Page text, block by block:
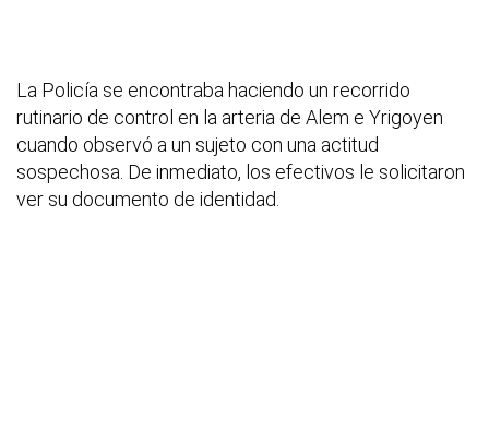
La Policía se encontraba haciendo un recorrido
rutinario de control en la arteria de Alem e Yrigoyen
cuando observó a un sujeto con una actitud
sospechosa. De inmediato, los efectivos le solicitaron
ver su documento de identidad.